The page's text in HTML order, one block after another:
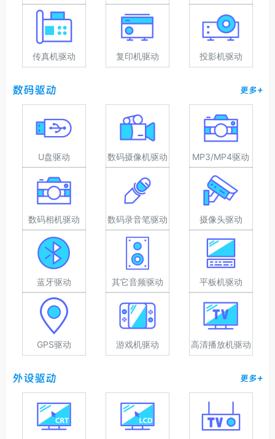
传真机驱动 复印机驱动 投影机驱动
数码驱动 更多+
U盘驱动 数码摄像机驱动 MP3/MP4驱动
数码相机驱动 数码录音笔驱动 摄像头驱动
蓝牙驱动 其它音频驱动 平板机驱动
GPS驱动 游戏机驱动 高清播放机驱动
外设驱动 更多+